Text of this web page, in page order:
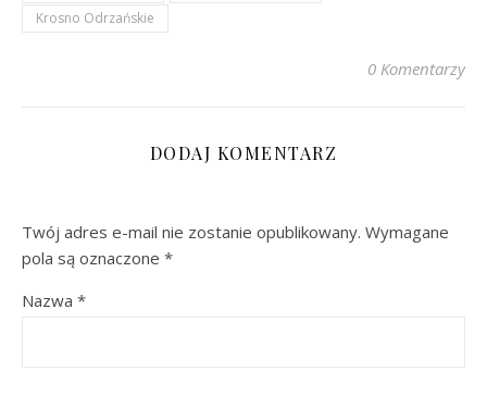
Krosno Odrzańskie
0 Komentarzy
DODAJ KOMENTARZ
Twój adres e-mail nie zostanie opublikowany. Wymagane
pola są oznaczone *
Nazwa *